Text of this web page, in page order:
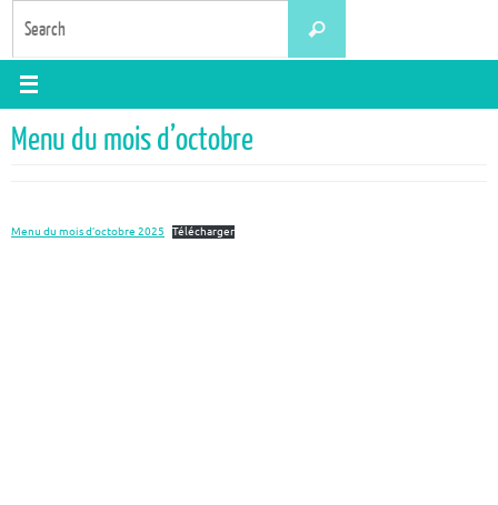
Search
Menu du mois d’octobre
Menu du mois d’octobre 2025 Télécharger